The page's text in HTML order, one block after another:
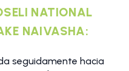
NATIONAL
NAIVASHA:
seguidamente hacia